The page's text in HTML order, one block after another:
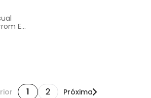
Em
1 2 Próxima